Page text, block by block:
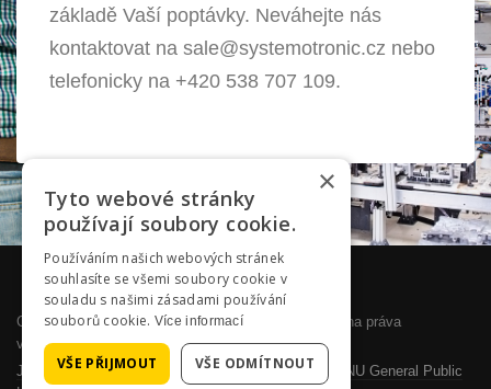
základě Vaší poptávky. Neváhejte nás
kontaktovat na sale@systemotronic.cz nebo
telefonicky na +420 538 707 109.
Copyright © 2026 SYSTEMOTRONIC, s.r.o.. Všechna práva
vyhrazena. Designed by
JoomlArt.com.
Joomla!je svobodný software vydaný pod licencí
GNU General Public
×
Tyto webové stránky
používají soubory cookie.
Používáním našich webových stránek
souhlasíte se všemi soubory cookie v
souladu s našimi zásadami používání
souborů cookie. Více informací
VŠE PŘIJMOUT VŠE ODMÍTNOUT